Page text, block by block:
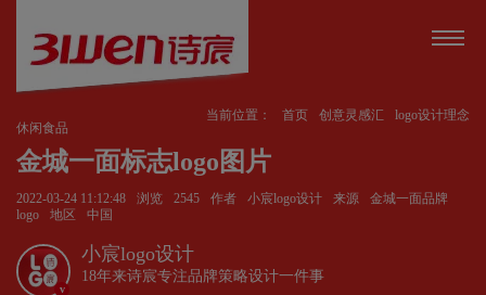
当前位置： 首页 创意灵感汇
logo设计理念
休闲食品
金城一面标志logo图片
2022-03-24 11:12:48 浏览 2545 作者 小宸logo设计 来源
金城一面品牌
logo
地区 中国
v
小宸logo设计
18年来诗宸专注品牌策略设计一件事